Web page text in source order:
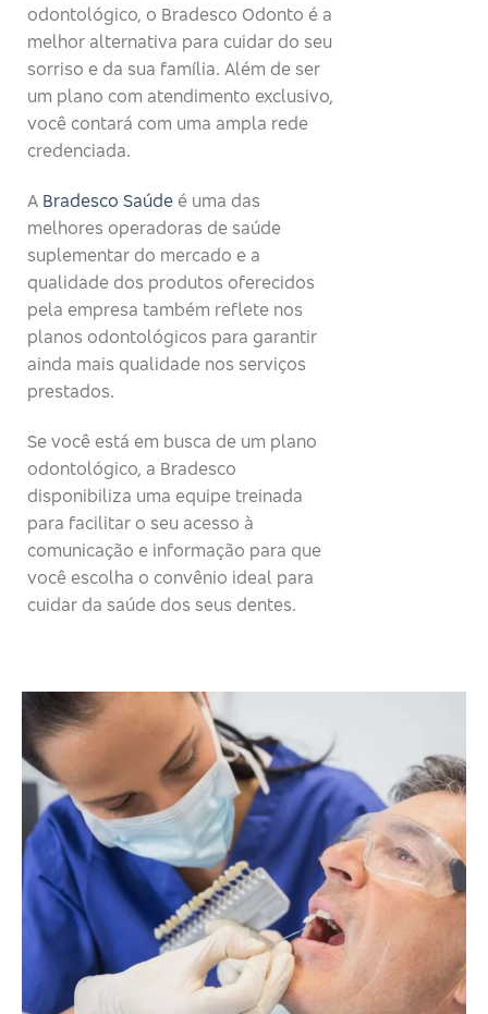
odontológico, o Bradesco Odonto é a
melhor alternativa para cuidar do seu
sorriso e da sua família. Além de ser
um plano com atendimento exclusivo,
você contará com uma ampla rede
credenciada.
A Bradesco Saúde é uma das
melhores operadoras de saúde
suplementar do mercado e a
qualidade dos produtos oferecidos
pela empresa também reflete nos
planos odontológicos para garantir
ainda mais qualidade nos serviços
prestados.
Se você está em busca de um plano
odontológico, a Bradesco
disponibiliza uma equipe treinada
para facilitar o seu acesso à
comunicação e informação para que
você escolha o convênio ideal para
cuidar da saúde dos seus dentes.